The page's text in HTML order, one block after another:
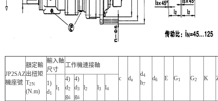
JP2SAZ
機座號
額定輸
出扭矩
T2N
(N.m)
輸入軸
尺寸
工作機連接軸
c
da
d4
h7
d6 E G 1 G2 K
1)
d1
l1
4)
d2
g6
4)
d3
g6
l2 l3 l4